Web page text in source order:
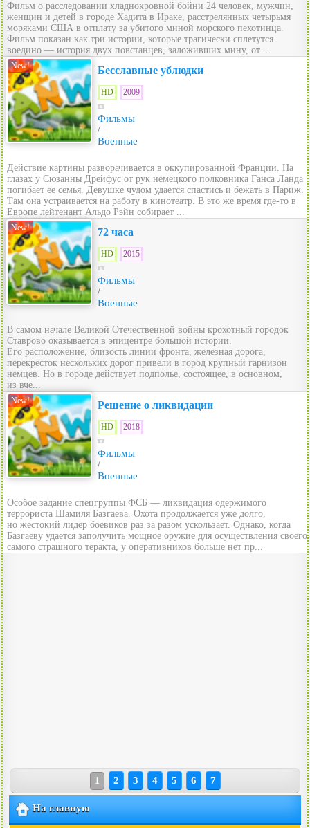
Фильм о расследовании хладнокровной бойни 24 человек, мужчин,
женщин и детей в городе Хадита в Ираке, расстрелянных четырьмя
моряками США в отплату за убитого миной морского пехотинца.
Фильм показан как три истории, которые трагически сплетутся
воедино — история двух повстанцев, заложивших мину, от ...
New! Бесславные ублюдки
HD 2009
Фильмы
/
Военные
Действие картины разворачивается в оккупированной Франции. На
глазах у Сюзанны Дрейфус от рук немецкого полковника Ганса Ланда
погибает ее семья. Девушке чудом удается спастиcь и бежать в Париж.
Там она устраивается на работу в кинотеатр. В это же время где-то в
Европе лейтенант Альдо Рэйн собирает ...
New! 72 часа
HD 2015
Фильмы
/
Военные
В самом начале Великой Отечественной войны крохотный городок
Ставрово оказывается в эпицентре большой истории.
Его расположение, близость линии фронта, железная дорога,
перекресток нескольких дорог привели в город крупный гарнизон
немцев. Но в городе действует подполье, состоящее, в основном,
из вче...
New! Решение о ликвидации
HD 2018
Фильмы
/
Военные
Особое задание спецгруппы ФСБ — ликвидация одержимого
террориста Шамиля Базгаева. Охота продолжается уже долго,
но жестокий лидер боевиков раз за разом ускользает. Однако, когда
Базгаеву удается заполучить мощное оружие для осуществления своего
самого страшного теракта, у оперативников больше нет пр...
1 2 3 4 5 6 7
На главную